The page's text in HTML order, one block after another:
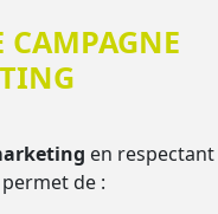
CAMPAGNE
en respectant
de :